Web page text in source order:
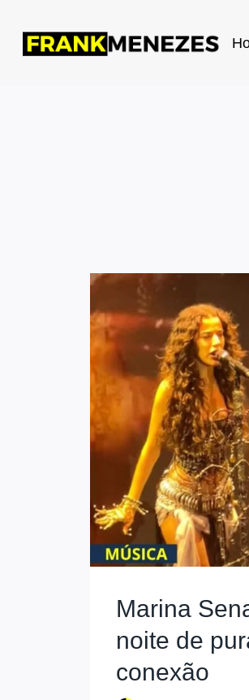
Marina
noite de
conexão